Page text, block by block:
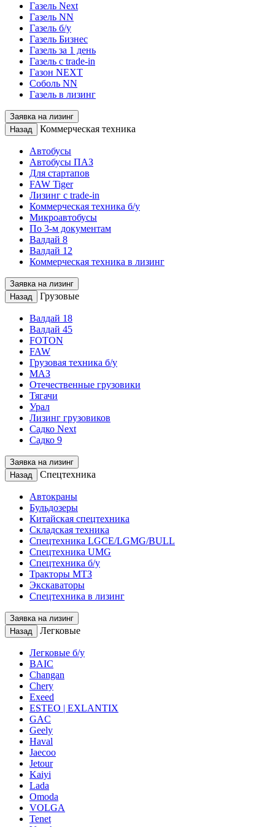
Газель Next
Газель NN
Газель б/у
Газель Бизнес
Газель за 1 день
Газель с trade-in
Газон NEXT
Соболь NN
Газель в лизинг
Заявка на лизинг
Назад
Коммерческая техника
Автобусы
Автобусы ПАЗ
Для стартапов
FAW Tiger
Лизинг с trade-in
Коммерческая техника б/у
Микроавтобусы
По 3-м документам
Валдай 8
Валдай 12
Коммерческая техника в лизинг
Заявка на лизинг
Назад
Грузовые
Валдай 18
Валдай 45
FOTON
FAW
Грузовая техника б/у
МАЗ
Отечественные грузовики
Тягачи
Урал
Лизинг грузовиков
Садко Next
Садко 9
Заявка на лизинг
Назад
Спецтехника
Автокраны
Бульдозеры
Китайская спецтехника
Складская техника
Спецтехника LGCE/LGMG/BULL
Спецтехника UMG
Спецтехника б/у
Тракторы МТЗ
Экскаваторы
Спецтехника в лизинг
Заявка на лизинг
Назад
Легковые
Легковые б/у
BAIC
Changan
Chery
Exeed
ESTEO | EXLANTIX
GAC
Geely
Haval
Jaecoo
Jetour
Kaiyi
Lada
Omoda
VOLGA
Tenet